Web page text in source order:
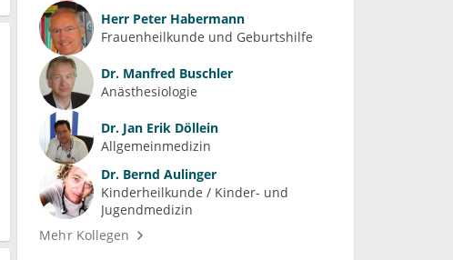
Herr Peter Habermann
Frauenheilkunde und Geburtshilfe
Dr. Manfred Buschler
Anästhesiologie
Dr. Jan Erik Döllein
Allgemeinmedizin
Dr. Bernd Aulinger
Kinderheilkunde / Kinder- und
Jugendmedizin
Mehr Kollegen